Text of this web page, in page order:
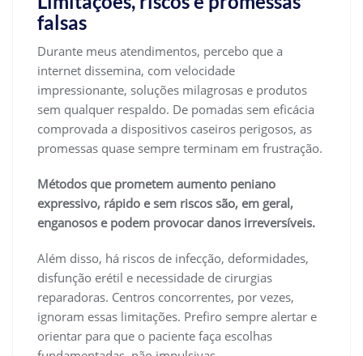
falsas
Durante meus atendimentos, percebo que a
internet dissemina, com velocidade
impressionante, soluções milagrosas e produtos
sem qualquer respaldo. De pomadas sem eficácia
comprovada a dispositivos caseiros perigosos, as
promessas quase sempre terminam em frustração.
Métodos que prometem aumento peniano
expressivo, rápido e sem riscos são, em geral,
enganosos e podem provocar danos irreversíveis.
Além disso, há riscos de infecção, deformidades,
disfunção erétil e necessidade de cirurgias
reparadoras. Centros concorrentes, por vezes,
ignoram essas limitações. Prefiro sempre alertar e
orientar para que o paciente faça escolhas